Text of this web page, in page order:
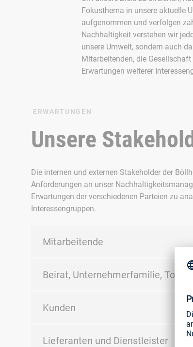
Fokusthema in unsere aktuelle
aufgenommen und verfolgen
Nachhaltigkeit verstehen wir
unsere Umwelt, sondern auch
Mitarbeitenden, die
Erwartungen weiterer
ERWARTUNGEN
Unsere
Die internen und externen Stakeholder der
Anforderungen an unser
Erwartungen der verschiedenen Parteien zu
Interessengruppen.
Mitarbeitende
Beirat, Unternehmerfamilie,
Kunden
Lieferanten und Dienstleister